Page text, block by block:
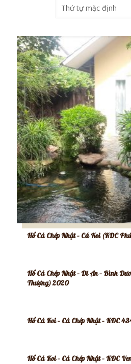
Hồ Cá Chép Nhật – Cá Koi (KDC
Hồ Cá Chép Nhật – Dĩ An – Bình
Thượng) 2020
Hồ Cá Koi – Cá Chép Nhật – KDC
Hồ Cá Koi – Cá Chép Nhật – KDC